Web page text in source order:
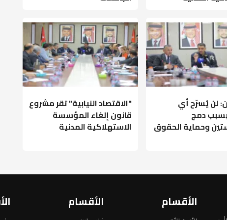
لن يُسرّح أي
دمج
وحماية الحقوق
"الاقتصاد النيابية" تقر مشروع
قانون إلغاء المؤسسة
الاستهلاكية المدنية
الأقسام الأقسام